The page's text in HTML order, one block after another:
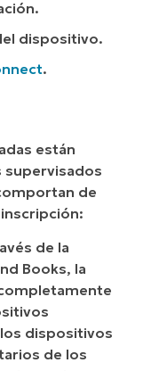
dispositivo.
.
están
de
de la
Books, la
dispositivos
de los